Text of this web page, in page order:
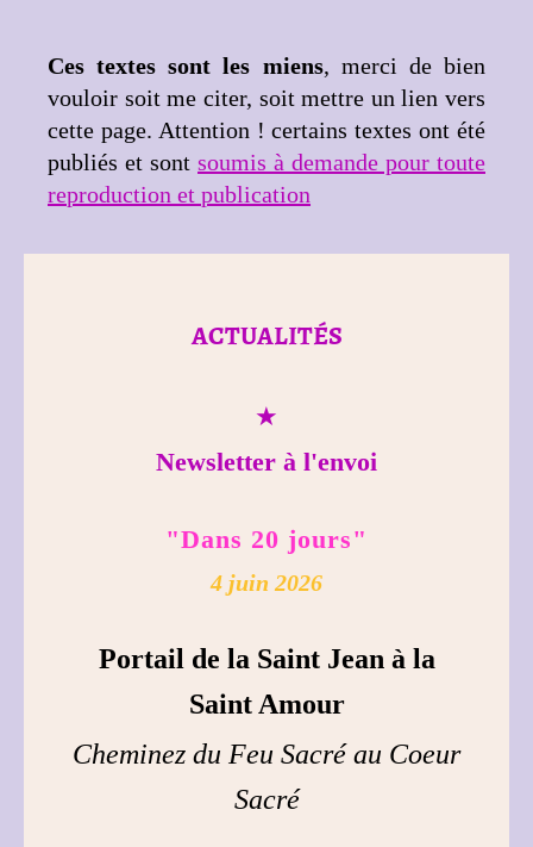
Ces textes sont les miens, merci de bien
vouloir soit me citer, soit mettre un lien vers
cette page. Attention ! certains textes ont été
publiés et sont soumis à demande pour toute
reproduction et publication
ACTUALITÉS
★
Newsletter à l'envoi
"Dans 20 jours"
4 juin 2026
Portail de la Saint Jean à la
Saint Amour
Cheminez du Feu Sacré au Coeur
Sacré